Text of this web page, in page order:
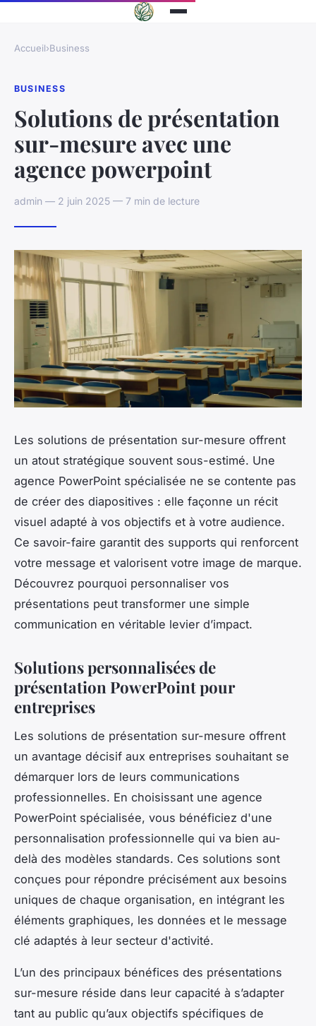
Accueil›Business
BUSINESS
Solutions de présentation
sur-mesure avec une
agence powerpoint
admin — 2 juin 2025 — 7 min de lecture
Les solutions de présentation sur-mesure offrent
un atout stratégique souvent sous-estimé. Une
agence PowerPoint spécialisée ne se contente pas
de créer des diapositives : elle façonne un récit
visuel adapté à vos objectifs et à votre audience.
Ce savoir-faire garantit des supports qui renforcent
votre message et valorisent votre image de marque.
Découvrez pourquoi personnaliser vos
présentations peut transformer une simple
communication en véritable levier d’impact.
Solutions personnalisées de
présentation PowerPoint pour
entreprises
Les solutions de présentation sur-mesure offrent
un avantage décisif aux entreprises souhaitant se
démarquer lors de leurs communications
professionnelles. En choisissant une agence
PowerPoint spécialisée, vous bénéficiez d'une
personnalisation professionnelle qui va bien au-
delà des modèles standards. Ces solutions sont
conçues pour répondre précisément aux besoins
uniques de chaque organisation, en intégrant les
éléments graphiques, les données et le message
clé adaptés à leur secteur d'activité.
L’un des principaux bénéfices des présentations
sur-mesure réside dans leur capacité à s’adapter
tant au public qu’aux objectifs spécifiques de